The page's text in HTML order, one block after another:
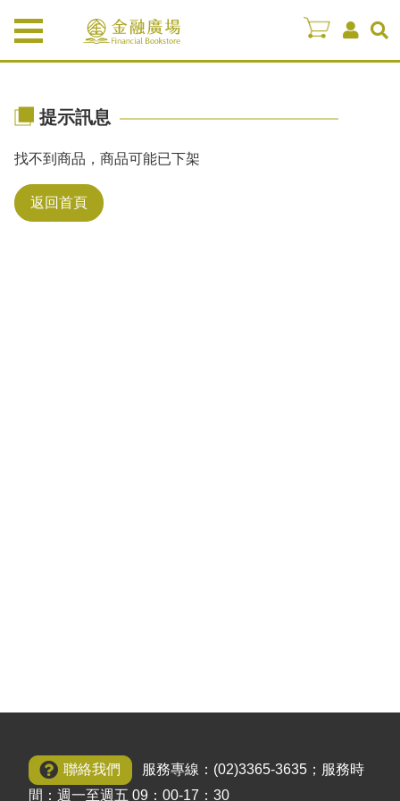
提示訊息
找不到商品，商品可能已下架
返回首頁
聯絡我們
服務專線：(02)3365-3635；服務時
間：週一至週五 09：00-17：30